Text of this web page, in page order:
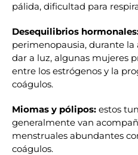
pálida, dificultad para
Desequilibrios
perimenopausia, durante la
dar a luz, algunas mujeres
entre los estrógenos y la
coágulos.
Miomas y pólipos: estos
generalmente van
menstruales abundantes
coágulos.